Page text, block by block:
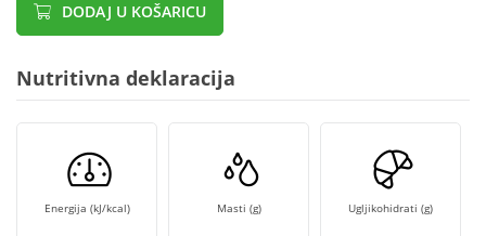
DODAJ U KOŠARICU
Nutritivna deklaracija
Energija (kJ/kcal) Masti (g) Ugljikohidrati (g)